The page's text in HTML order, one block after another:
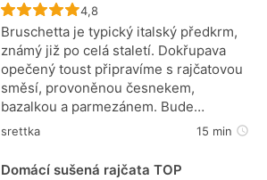
Recept ještě nebyl hodnocen
4,8
Bruschetta je typický italský předkrm,
známý již po celá staletí. Dokřupava
opečený toust připravíme s rajčatovou
směsí, provoněnou česnekem,
bazalkou a parmezánem. Bude…
srettka 15 min
Domácí sušená rajčata TOP